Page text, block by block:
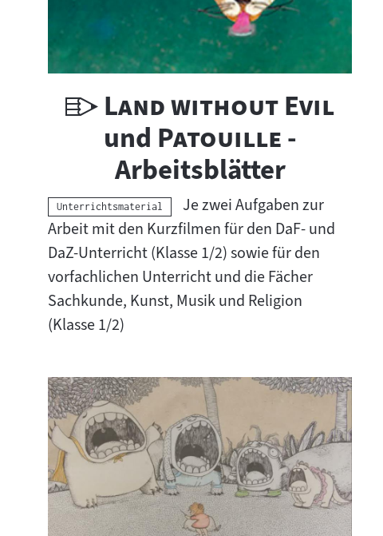
U
n
e
r
r
i
c
t
s
m
a
t
"
Land without Evil"
und "
Patouille"
-
Arbeitsblätter
Kategorie:
Unterrichtsmaterial
Je zwei Aufgaben zur
Arbeit mit den Kurzfilmen für den DaF- und
DaZ-Unterricht (Klasse 1/2) sowie für den
vorfachlichen Unterricht und die Fächer
Sachkunde, Kunst, Musik und Religion
(Klasse 1/2)